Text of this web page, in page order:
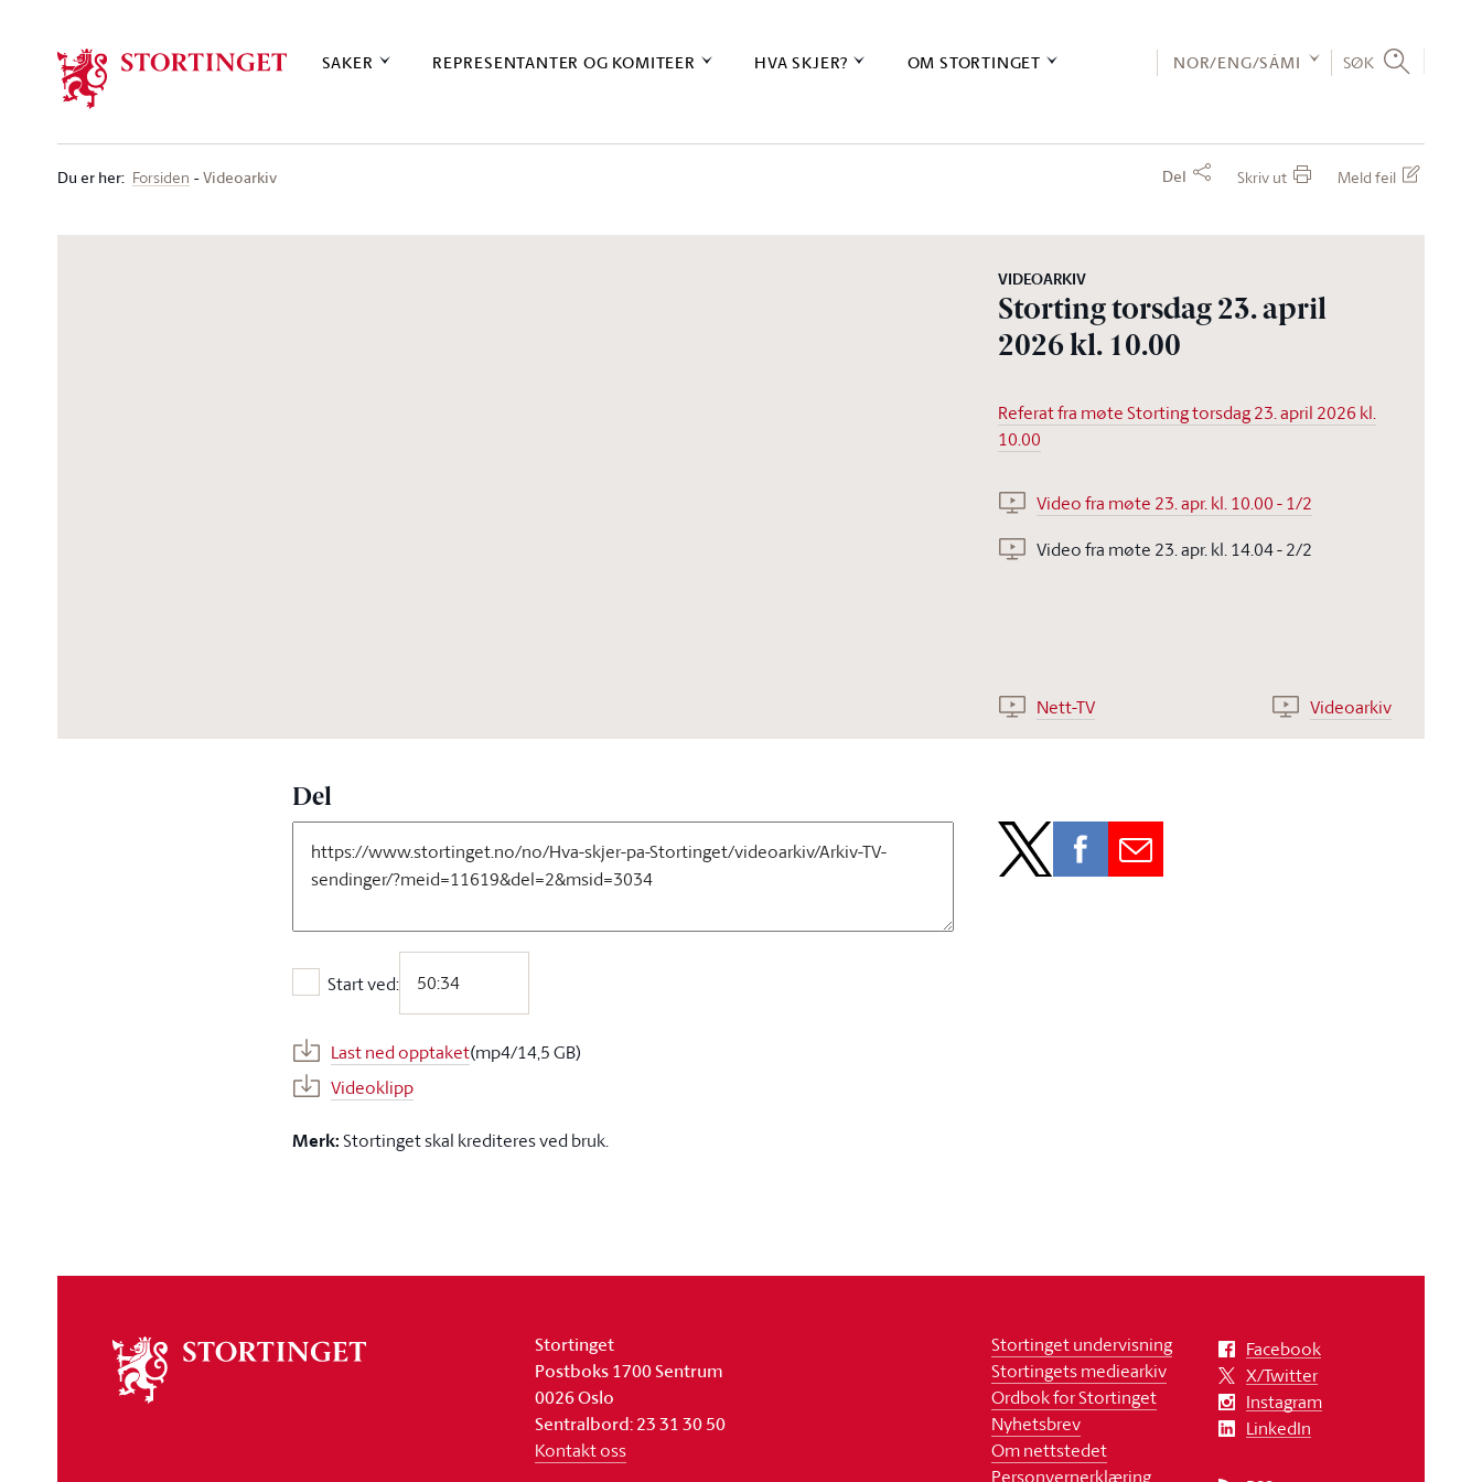
SAKER REPRESENTANTER OG KOMITEER HVA SKJER? OM STORTINGET NOR/ENG/SÁMI SØK
Du er her: Forsiden Videoarkiv Del Skriv ut Meld feil
VIDEOARKIV
Storting torsdag 23. april
2026 kl. 10.00
Referat fra møte Storting torsdag 23. april 2026 kl.
10.00
Video fra møte 23. apr. kl. 10.00 - 1/2
Video fra møte 23. apr. kl. 14.04 - 2/2
Nett-TV Videoarkiv
Del
Start ved:
Start ved:
Last ned opptaket(mp4/14,5 GB)
Videoklipp
Merk:Stortinget skal krediteres ved bruk.
stortinget
Stortinget
Postboks 1700 Sentrum
0026 Oslo
Sentralbord: 23 31 30 50
Kontakt oss
Stortinget undervisning
Stortingets mediearkiv
Ordbok for Stortinget
Nyhetsbrev
Om nettstedet
Personvernerklæring
Facebook
X/Twitter
Instagram
LinkedIn